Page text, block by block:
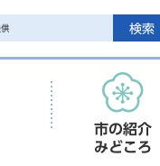
検索
市の紹介
みどころ